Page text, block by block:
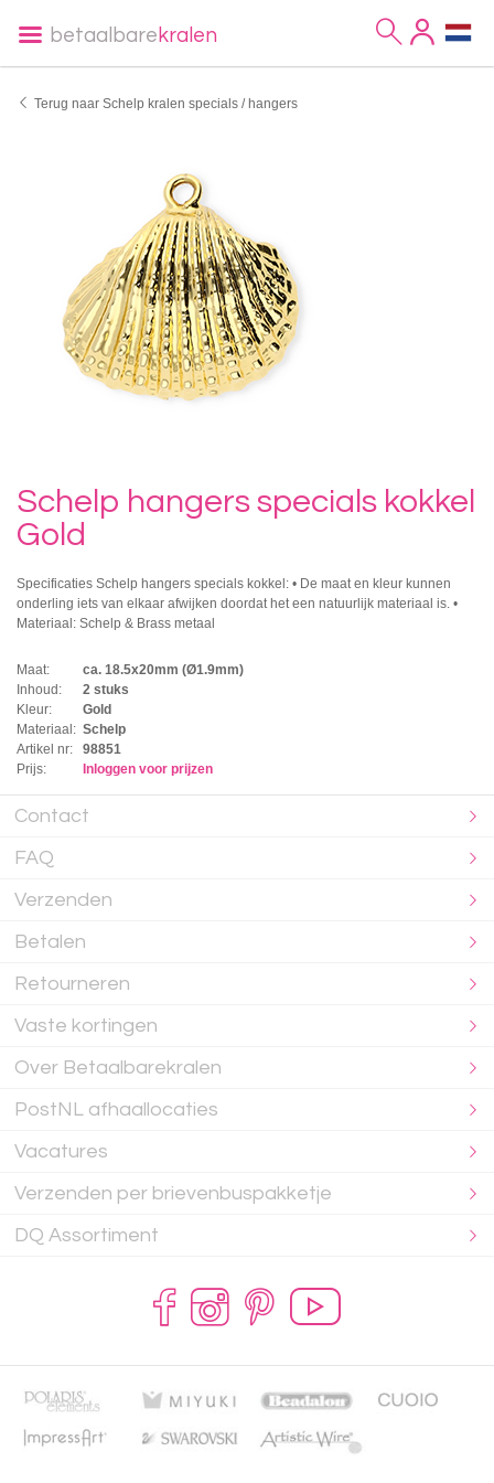
betaalbare kralen
Terug naar Schelp kralen specials / hangers
Schelp hangers specials kokkel
Gold
Specificaties Schelp hangers specials kokkel: • De maat en kleur kunnen
onderling iets van elkaar afwijken doordat het een natuurlijk materiaal is. •
Materiaal: Schelp & Brass metaal
Maat:
ca. 18.5x20mm (Ø1.9mm)
Inhoud:
2 stuks
Kleur:
Gold
Materiaal: Schelp
Artikel nr:
98851
Prijs:
Inloggen voor prijzen
Contact
FAQ
Verzenden
Betalen
Retourneren
Vaste kortingen
Over Betaalbarekralen
PostNL afhaallocaties
Vacatures
Verzenden per brievenbuspakketje
DQ Assortiment